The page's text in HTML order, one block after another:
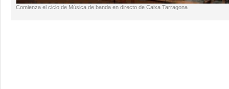
Comienza el ciclo de Música de banda en directo de Caixa Tarragona